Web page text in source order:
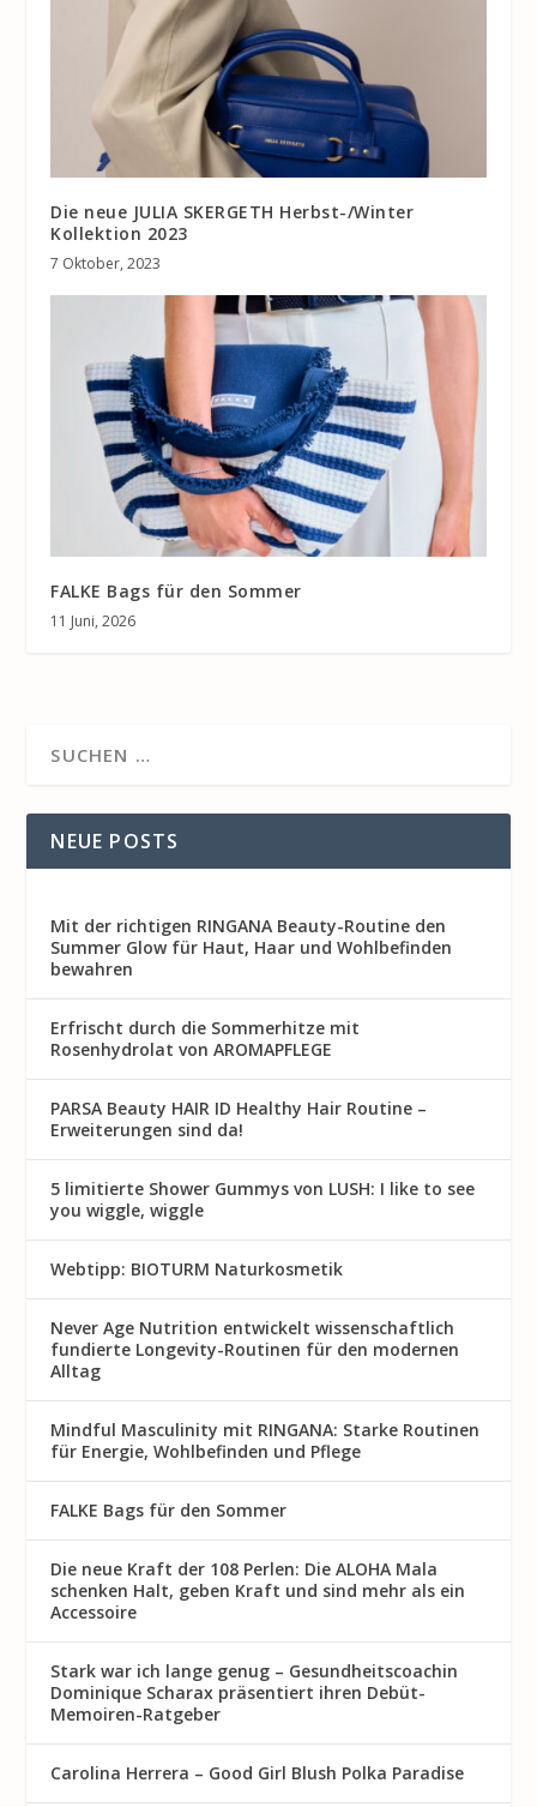
Die neue JULIA SKERGETH Herbst-/Winter
Kollektion 2023
7 Oktober, 2023
FALKE Bags für den Sommer
11 Juni, 2026
NEUE POSTS
Mit der richtigen RINGANA Beauty-Routine den
Summer Glow für Haut, Haar und Wohlbefinden
bewahren
Erfrischt durch die Sommerhitze mit
Rosenhydrolat von AROMAPFLEGE
PARSA Beauty HAIR ID Healthy Hair Routine –
Erweiterungen sind da!
5 limitierte Shower Gummys von LUSH: I like to see
you wiggle, wiggle
Webtipp: BIOTURM Naturkosmetik
Never Age Nutrition entwickelt wissenschaftlich
fundierte Longevity-Routinen für den modernen
Alltag
Mindful Masculinity mit RINGANA: Starke Routinen
für Energie, Wohlbefinden und Pflege
FALKE Bags für den Sommer
Die neue Kraft der 108 Perlen: Die ALOHA Mala
schenken Halt, geben Kraft und sind mehr als ein
Accessoire
Stark war ich lange genug – Gesundheitscoachin
Dominique Scharax präsentiert ihren Debüt-
Memoiren-Ratgeber
Carolina Herrera – Good Girl Blush Polka Paradise